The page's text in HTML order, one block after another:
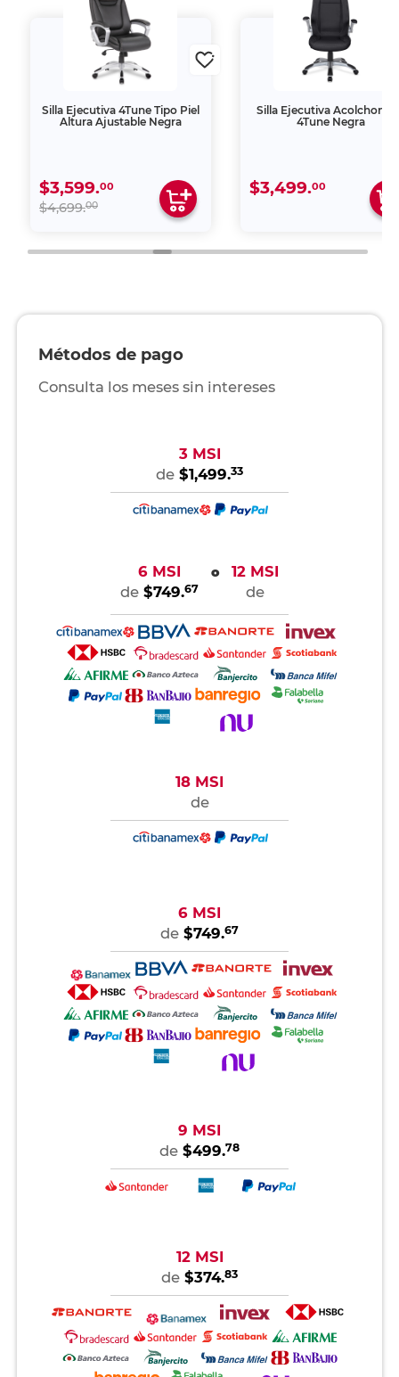
Silla Ejecutiva 4Tune Tipo Piel
Altura Ajustable Negra
$3,599.00
$4,699.00
Silla Ejecutiva
4Tune Negra
$3,499.00
Métodos de pago
Consulta los meses sin intereses
3 MSI
de $1,499.33
6 MSI
de $749.67
o
12 MSI
de
18 MSI
de
6 MSI
de $749.67
9 MSI
de $499.78
12 MSI
de $374.83